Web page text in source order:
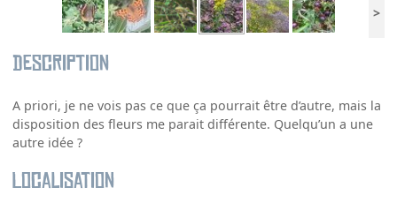
>
Description
A priori, je ne vois pas ce que ça pourrait être d’autre, mais la
disposition des fleurs me parait différente. Quelqu’un a une
autre idée ?
Localisation